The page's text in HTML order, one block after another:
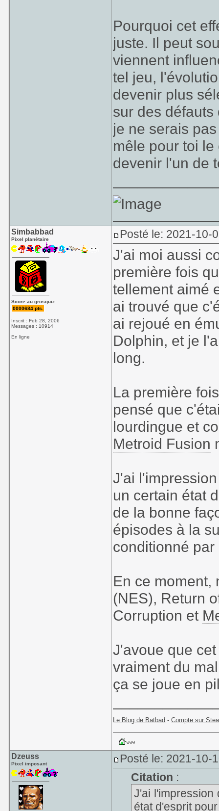
Pourquoi cet
juste. Il peut
viennent
tel jeu,
devenir plus
sur des
je ne serais
mêle pour toi
devenir l'un de
Simbabbad
Pixel planétaire
Score au grosquiz
0000684 pts.
Inscrit : Feb 28, 2006
Messages : 10914
En ligne
Posté le: 2021-10-
J'ai moi aussi
première fois
tellement aimé
ai trouvé que
ai rejoué en
Dolphin, et je
long.
La première
pensé que
lourdingue et
Metroid Fusion
J'ai
un certain état
de la bonne
épisodes à la
conditionné
En ce moment,
(NES), Return
Corruption et
J'avoue que
vraiment du
ça se joue en
Le Blog de Batbad -Compte sur
Dzeuss
Pixel imposant
Posté le: 2021-10-
Citation :
J'ai l'impression
état d'esprit